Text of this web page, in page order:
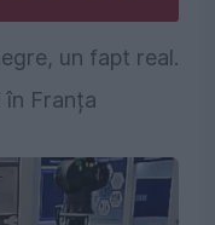
un fapt real.
în Franța